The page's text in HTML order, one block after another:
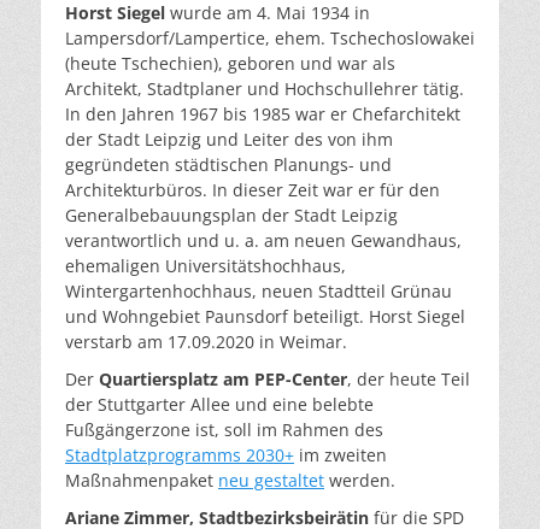
Horst Siegel wurde am 4. Mai 1934 in
Lampersdorf/Lampertice, ehem. Tschechoslowakei
(heute Tschechien), geboren und war als
Architekt, Stadtplaner und Hochschullehrer tätig.
In den Jahren 1967 bis 1985 war er Chefarchitekt
der Stadt Leipzig und Leiter des von ihm
gegründeten städtischen Planungs- und
Architekturbüros. In dieser Zeit war er für den
Generalbebauungsplan der Stadt Leipzig
verantwortlich und u. a. am neuen Gewandhaus,
ehemaligen Universitäts­hochhaus,
Wintergartenhochhaus, neuen Stadtteil Grünau
und Wohngebiet Paunsdorf beteiligt. Horst Siegel
verstarb am 17.09.2020 in Weimar.
Der Quartiersplatz am PEP-Center, der heute Teil
der Stuttgarter Allee und eine belebte
Fußgängerzone ist, soll im Rahmen des
Stadtplatzprogramms 2030+ im zweiten
Maßnahmenpaket neu gestaltet werden.
Ariane Zimmer, Stadtbezirksbeirätin für die SPD